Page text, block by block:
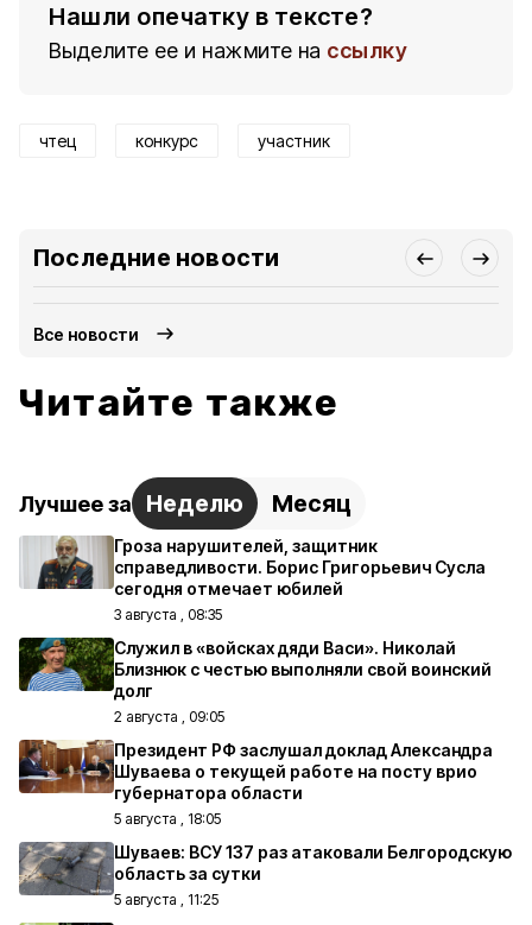
Нашли опечатку в тексте?
Выделите ее и нажмите на ссылку
чтец конкурс участник
Последние новости
Все новости
Читайте также
Лучшее за Неделю Месяц
Гроза нарушителей, защитник
справедливости. Борис Григорьевич Сусла
сегодня отмечает юбилей
3 августа , 08:35
Служил в «войсках дяди Васи». Николай
Близнюк с честью выполняли свой воинский
долг
2 августа , 09:05
Президент РФ заслушал доклад Александра
Шуваева о текущей работе на посту врио
губернатора области
5 августа , 18:05
Шуваев: ВСУ 137 раз атаковали Белгородскую
область за сутки
5 августа , 11:25